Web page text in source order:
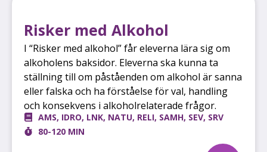
Risker med Alkohol
I “Risker med alkohol” får eleverna lära sig om
alkoholens baksidor. Eleverna ska kunna ta
ställning till om påståenden om alkohol är sanna
eller falska och ha förståelse för val, handling
och konsekvens i alkoholrelaterade frågor.
AMS, IDRO, LNK, NATU, RELI, SAMH, SEV, SRV
80-120 MIN